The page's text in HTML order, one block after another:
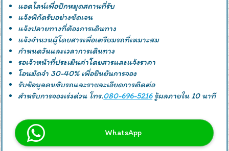
แอดไลน์เพื่อปักหมุดสถานที่รับ
แจ้งพิกัดรับอย่างชัดเจน
แจ้งปลายทางที่ต้องการเดินทาง
แจ้งจำนวนผู้โดยสารเพื่อเตรียมรถที่เหมาะสม
กำหนดวันและเวลาการเดินทาง
รอเจ้าหน้าที่ประเมินค่าโดยสารและแจ้งราคา
โอนมัดจำ 30-40% เพื่อยืนยันการจอง
รับข้อมูลคนขับรถและรายละเอียดการติดต่อ
สำหรับการจองเร่งด่วน โทร.080-696-5216รู้ผลภายใน 10 นาที
WhatsApp